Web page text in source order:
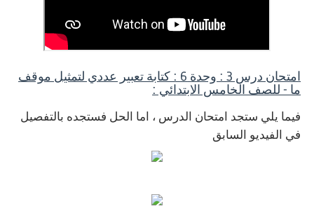
امتحان درس 3 : وحدة 6 : كتابة تعبير عددي لتمثيل موقف
ما - للصف الخامس الابتدائي :
فيما يلي ستجد امتحان الدرس ، اما الحل فستجده بالتفصيل
في الفيديو السابق